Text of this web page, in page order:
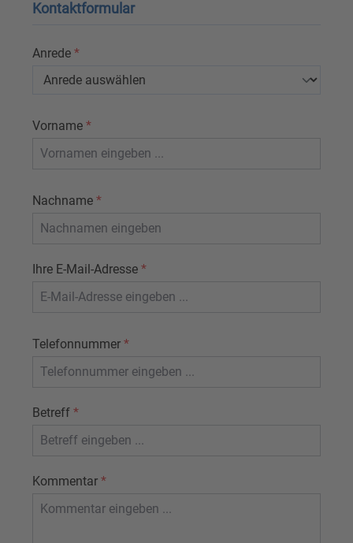
Kontaktformular
Anrede *
Vorname *
Nachname *
Ihre E-Mail-Adresse *
Telefonnummer *
Betreff *
Kommentar *